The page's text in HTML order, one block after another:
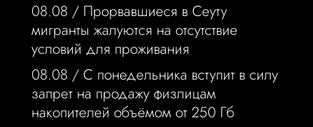
08.08 / Прорвавшиеся в Сеуту
мигранты жалуются на отсутствие
условий для проживания
08.08 / С понедельника вступит в силу
запрет на продажу физлицам
накопителей объёмом от 250 Гб